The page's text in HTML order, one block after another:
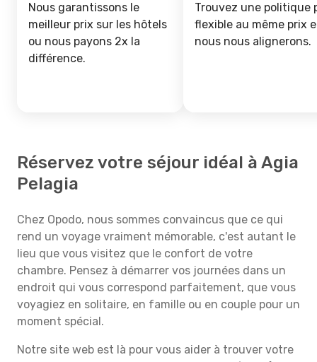
Nous garantissons le
meilleur prix sur les hôtels
ou nous payons 2x la
différence.
Trouvez une politique
flexible au même prix
nous nous alignerons.
Réservez votre séjour idéal à Agia
Pelagia
Chez Opodo, nous sommes convaincus que ce qui
rend un voyage vraiment mémorable, c'est autant le
lieu que vous visitez que le confort de votre
chambre. Pensez à démarrer vos journées dans un
endroit qui vous correspond parfaitement, que vous
voyagiez en solitaire, en famille ou en couple pour un
moment spécial.
Notre site web est là pour vous aider à trouver votre